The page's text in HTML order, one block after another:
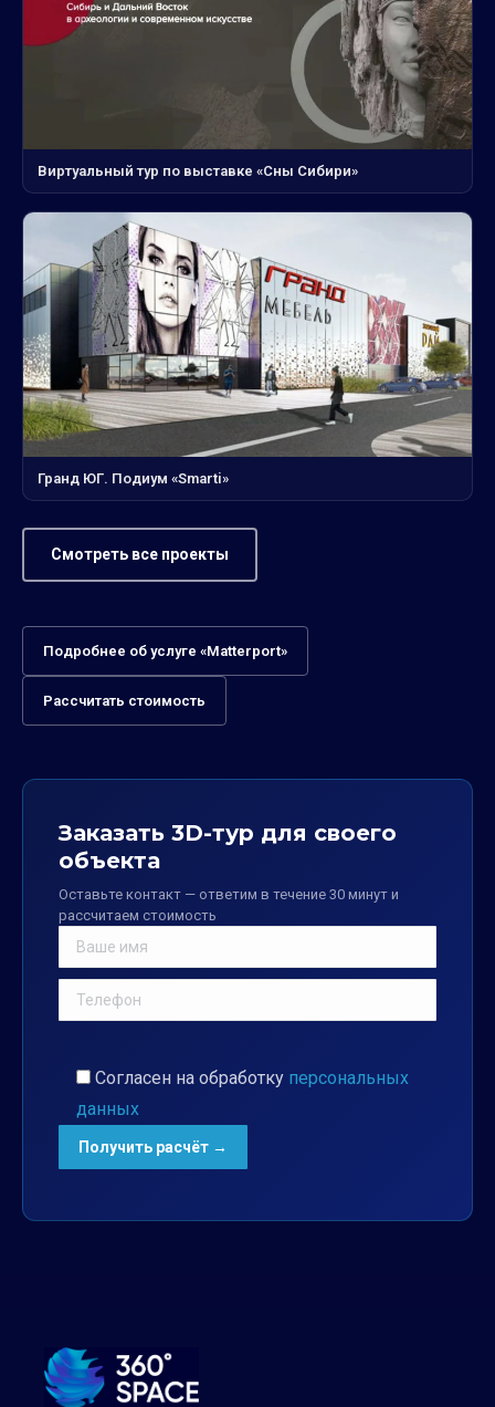
Виртуальный тур по выставке «Сны Сибири»
Гранд ЮГ. Подиум «Smarti»
Смотреть все проекты
Подробнее об услуге «Matterport»
Рассчитать стоимость
Заказать 3D-тур для своего
объекта
Оставьте контакт — ответим в течение 30 минут и
рассчитаем стоимость
Согласен на обработку персональных
данных